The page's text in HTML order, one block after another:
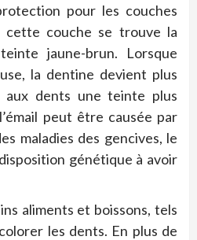
pour les couches
cette couche se trouve la
jaune-brun. Lorsque
la dentine devient plus
aux dents une teinte plus
peut être causée par
maladies des gencives, le
génétique à avoir
aliments et boissons, tels
les dents. En plus de